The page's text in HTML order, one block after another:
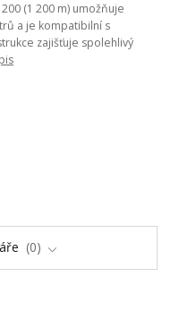
(1 200 m) umožňuje
a je kompatibilní s
zajišťuje spolehlivý
0